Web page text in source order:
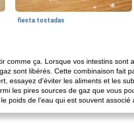
fiesta tostadas
comme ça. Lorsque vos intestins sont
sont libérés. Cette combinaison fait
essayez d'éviter les aliments et les
les pires sources de gaz que vous
poids de l'eau qui est souvent associé